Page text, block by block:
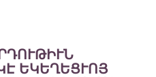
ԵԿԵՂԵՑՒՈՅ